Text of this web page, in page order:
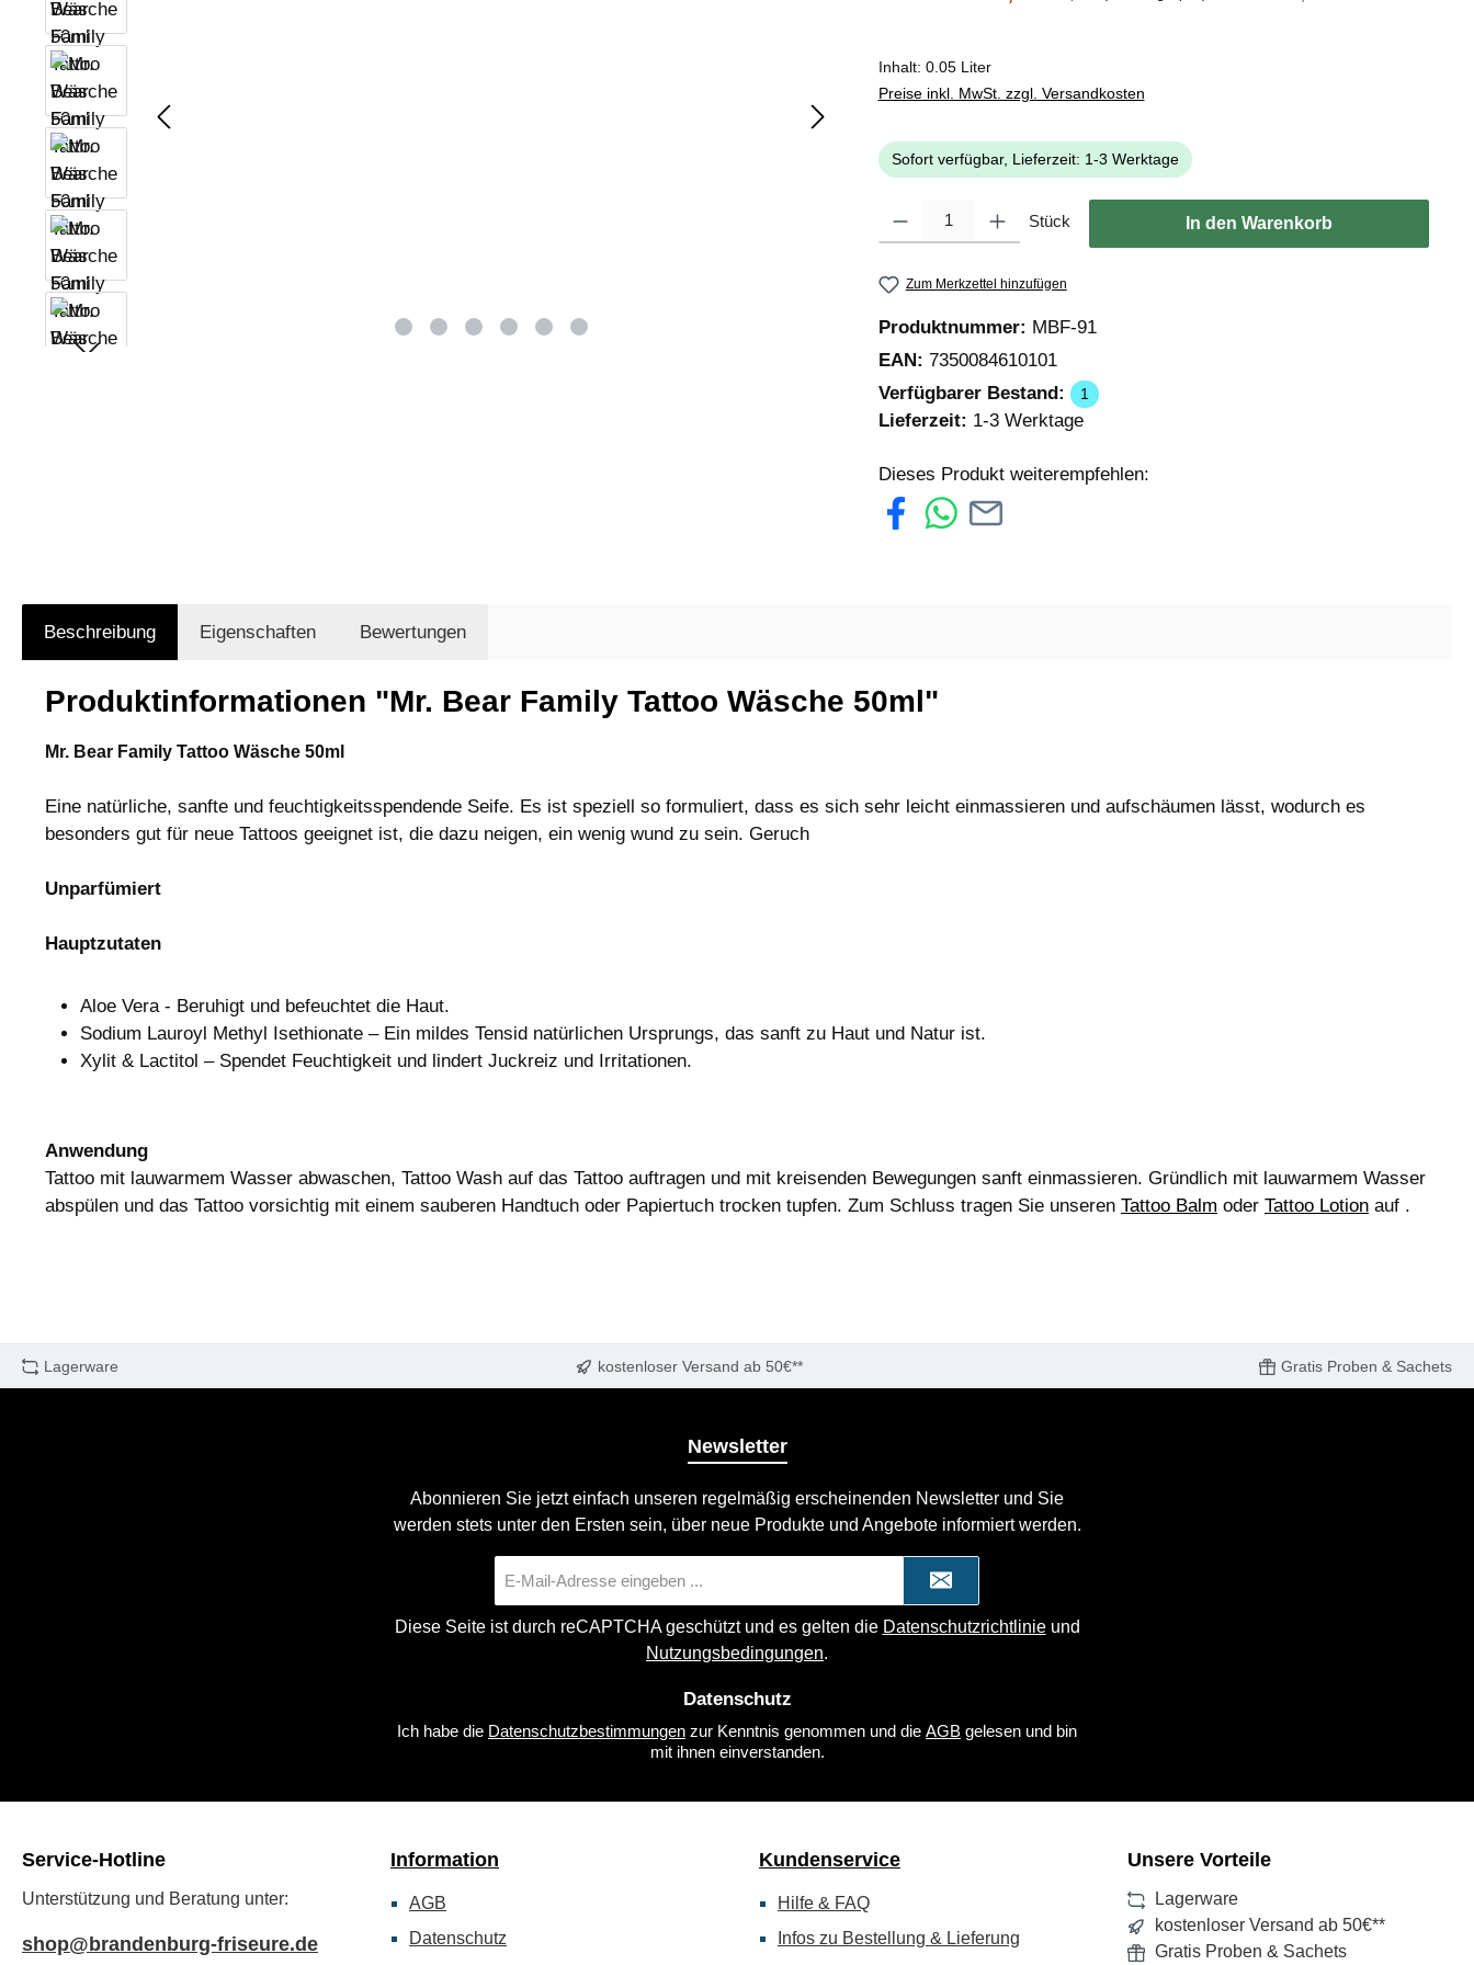
Inhalt: 0.05 Liter
Preise inkl. MwSt. zzgl. Versandkosten
Sofort verfügbar, Lieferzeit: 1-3 Werktage
Stück In den Warenkorb
Zum Merkzettel hinzufügen
Produktnummer: MBF-91
EAN: 7350084610101
Verfügbarer Bestand:
1
Lieferzeit: 1-3 Werktage
Dieses Produkt weiterempfehlen:
Beschreibung Eigenschaften Bewertungen
Produktinformationen "Mr. Bear Family Tattoo Wäsche 50ml"
Mr. Bear Family Tattoo Wäsche 50ml
Eine natürliche, sanfte und feuchtigkeitsspendende Seife. Es ist speziell so formuliert, dass es sich sehr leicht einmassieren und aufschäumen lässt, wodurch es
besonders gut für neue Tattoos geeignet ist, die dazu neigen, ein wenig wund zu sein. Geruch
Unparfümiert
Hauptzutaten
Aloe Vera - Beruhigt und befeuchtet die Haut.
Sodium Lauroyl Methyl Isethionate – Ein mildes Tensid natürlichen Ursprungs, das sanft zu Haut und Natur ist.
Xylit & Lactitol – Spendet Feuchtigkeit und lindert Juckreiz und Irritationen.
Anwendung
Tattoo mit lauwarmem Wasser abwaschen, Tattoo Wash auf das Tattoo auftragen und mit kreisenden Bewegungen sanft einmassieren. Gründlich mit lauwarmem Wasser
abspülen und das Tattoo vorsichtig mit einem sauberen Handtuch oder Papiertuch trocken tupfen. Zum Schluss tragen Sie unseren Tattoo Balm oder Tattoo Lotion auf .
Lagerware kostenloser Versand ab 50€** Gratis Proben & Sachets
Newsletter
Abonnieren Sie jetzt einfach unseren regelmäßig erscheinenden Newsletter und Sie
werden stets unter den Ersten sein, über neue Produkte und Angebote informiert werden.
Mail-
*
Diese Seite ist durch reCAPTCHA geschützt und es gelten die Datenschutzrichtlinieund
Nutzungsbedingungen.
Datenschutz
Ich habe die Datenschutzbestimmungen zur Kenntnis genommen und die AGB gelesen und bin
mit ihnen einverstanden.
Service-Hotline
Unterstützung und Beratung unter:
shop@brandenburg-friseure.de
Information
AGB
Datenschutz
Kundenservice
Hilfe & FAQ
Infos zu Bestellung & Lieferung
Unsere Vorteile
Lagerware
kostenloser Versand ab 50€**
Gratis Proben & Sachets